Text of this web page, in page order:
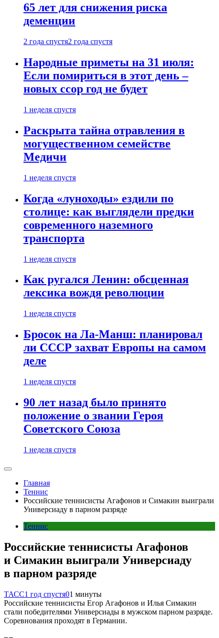
65 лет для снижения риска
деменции
2 года спустя2 года спустя
Народные приметы на 31 июля:
Если помириться в этот день –
новых ссор год не будет
1 неделя спустя
Раскрыта тайна отравления в
могущественном семействе
Медичи
1 неделя спустя
Когда «луноходы» ездили по
столице: как выглядели предки
современного наземного
транспорта
1 неделя спустя
Как ругался Ленин: обсценная
лексика вождя революции
1 неделя спустя
Бросок на Ла-Манш: планировал
ли СССР захват Европы на самом
деле
1 неделя спустя
90 лет назад было принято
положение о звании Героя
Советского Союза
1 неделя спустя
Главная
Теннис
Российские теннисисты Агафонов и Симакин выиграли
Универсиаду в парном разряде
Теннис
Российские теннисисты Агафонов
и Симакин выиграли Универсиаду
в парном разряде
ТАСС1 год спустя01 минуты
Российские теннисисты Егор Агафонов и Илья Симакин
стали победителями Универсиады в мужском парном разряде.
Соревнования проходят в Германии.